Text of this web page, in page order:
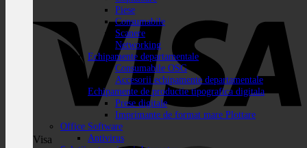
Visa
Piese
Consumabile
Scanere
Networking
Echipamente departamentale
Consumabile OSG
Accesorii echipamente departamentale
Echipamente de productie tipografica digitala
Prese digitale
Imprimante de format mare Plottare
Office Software
Antivirus